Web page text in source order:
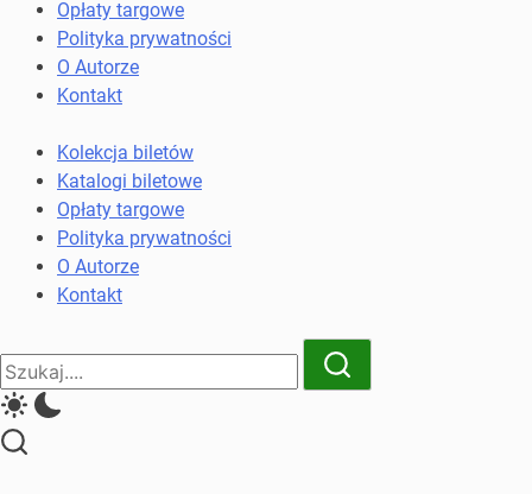
komunikacji
miejskiej
kolejowych
Opłaty targowe
Polityka prywatności
O Autorze
Kontakt
Kolekcja biletów
Katalogi biletowe
Opłaty targowe
Polityka prywatności
O Autorze
Kontakt
Close
Search
Search